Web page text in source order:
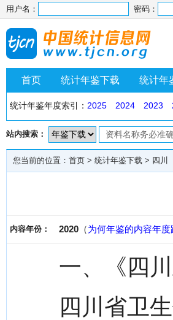
用户名： 密码：
首页 统计年鉴下载 统计年
统计年鉴年度索引： 2025 2024 2023
站内搜索：
您当前的位置： 首页 > 统计年鉴下载 > 四川
内容年份： 2020 （为何年鉴的内容年
一、《四
四川省卫